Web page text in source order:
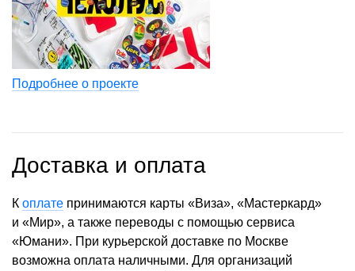
Подробнее о проекте
Доставка и оплата
К оплате принимаются карты «Виза», «Мастеркард»
и «Мир», а также переводы с помощью сервиса
«Юмани». При курьерской доставке по Москве
возможна оплата наличными. Для организаций